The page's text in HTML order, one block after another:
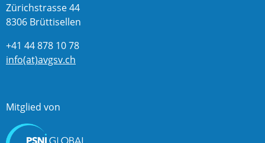
Zürichstrasse 44
8306 Brüttisellen
+41 44 878 10 78
info(at)avgsv.ch
Mitglied von